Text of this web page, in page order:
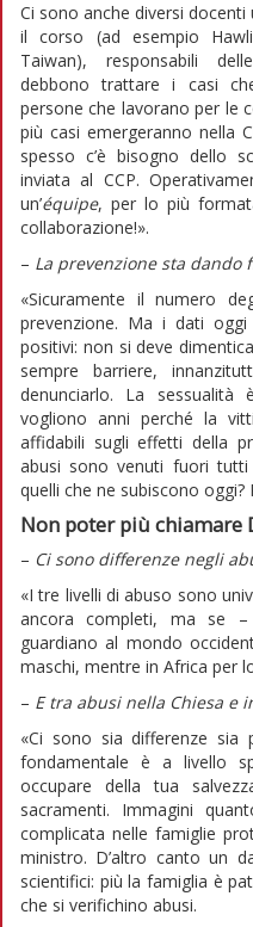
Ci sono anche diversi
il corso (ad esempio
Taiwan), responsabili
debbono trattare i casi
persone che lavorano per le
più casi emergeranno nella
spesso c’è bisogno dello
inviata al CCP.
un’équipe, per lo più
collaborazione!».
– La prevenzione sta dando
«Sicuramente il numero
prevenzione. Ma i dati
positivi: non si deve
sempre barriere,
denunciarlo. La sessualità
vogliono anni perché la
affidabili sugli effetti della
abusi sono venuti fuori tutti
quelli che ne subiscono
Non poter più chiamare
– Ci sono differenze negli
«I tre livelli di abuso sono
ancora completi, ma se
guardiano al mondo
maschi, mentre in Africa per
– E tra abusi nella Chiesa e
«Ci sono sia differenze sia
fondamentale è a livello
occupare della tua
sacramenti. Immagini
complicata nelle famiglie
ministro. D’altro canto un
scientifici: più la famiglia è
che si verifichino abusi.